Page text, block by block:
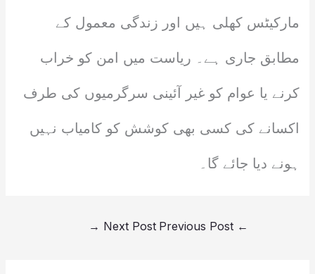
مارکیٹس کھلی ہیں اور زندگی معمول کے
مطابق جاری ہے۔ ریاست میں امن کو خراب
کرنے یا عوام کو غیر آئینی سرگرمیوں کی طرف
اکسانے کی کسی بھی کوشش کو کامیاب نہیں
ہونے دیا جائے گا۔
←
Next Post
→